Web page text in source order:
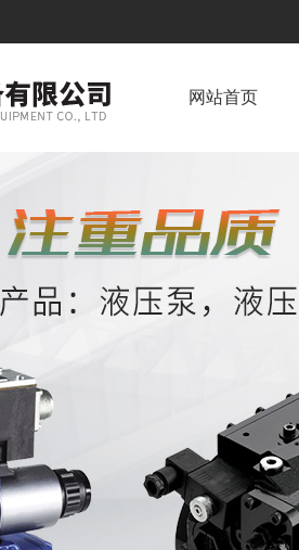
网站首页